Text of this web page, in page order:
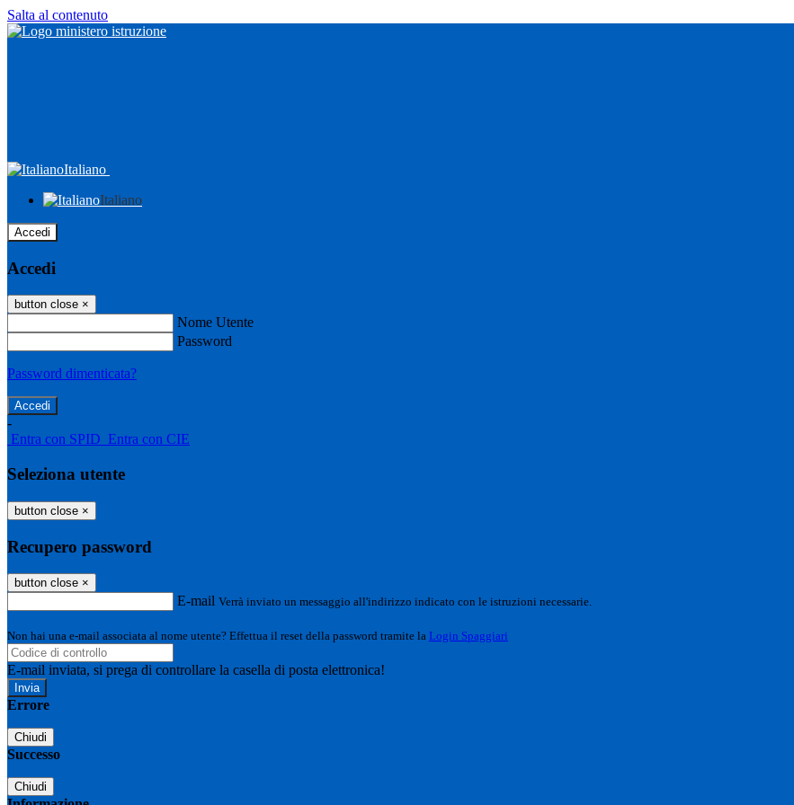
Salta al contenuto
Italiano
Italiano
Accedi
Accedi
button close ×
Nome Utente
Password
Password dimenticata?
-
Entra con SPID Entra con CIE
Seleziona utente
button close ×
Recupero password
button close ×
E-mail Verrà inviato un messaggio all'indirizzo indicato con le istruzioni necessarie.
Non hai una e-mail associata al nome utente? Effettua il reset della password tramite la Login Spaggiari
E-mail inviata, si prega di controllare la casella di posta elettronica!
Errore
Chiudi
Successo
Chiudi